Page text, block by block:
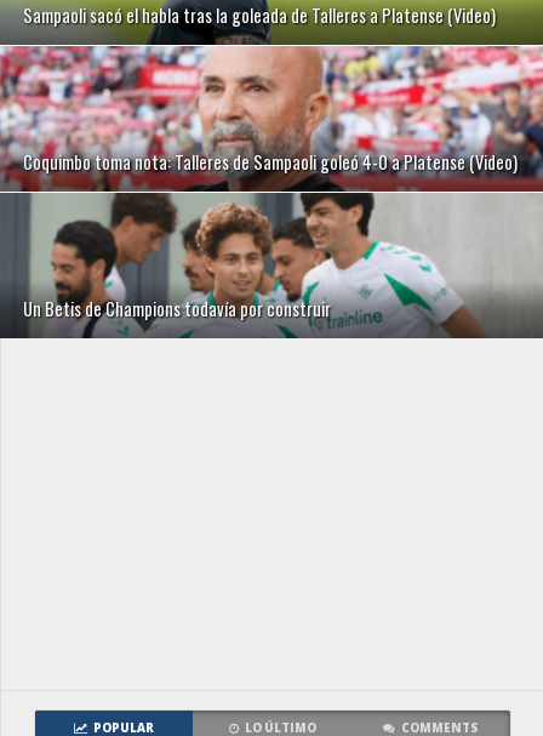
Sampaoli sacó el habla tras la goleada de Talleres a Platense (Video)
Coquimbo toma nota: Talleres de Sampaoli goleó 4-0 a Platense (Video)
Un Betis de Champions todavía por construir
POPULAR LO ÚLTIMO COMMENTS